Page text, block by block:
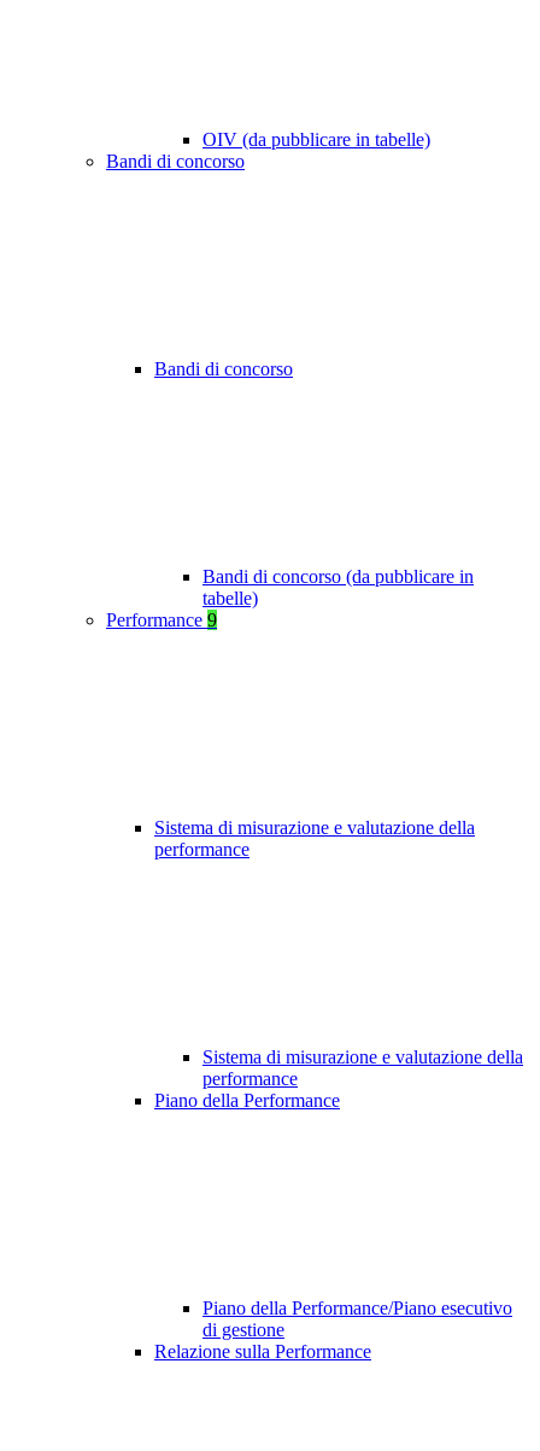
OIV (da pubblicare in tabelle)
Bandi di concorso
Bandi di concorso
Bandi di concorso (da pubblicare in
tabelle)
Performance 9
Sistema di misurazione e valutazione della
performance
Sistema di misurazione e valutazione della
performance
Piano della Performance
Piano della Performance/Piano esecutivo
di gestione
Relazione sulla Performance